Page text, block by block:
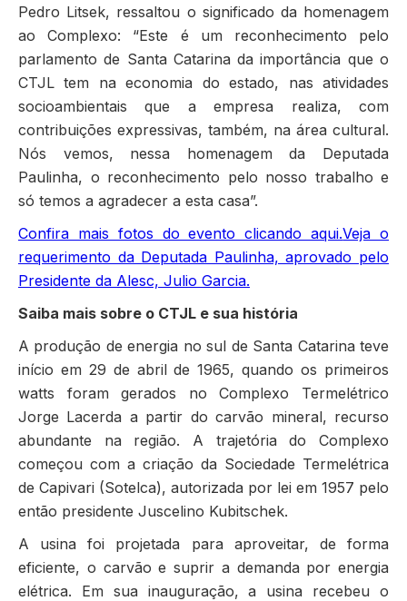
Pedro Litsek, ressaltou o significado da homenagem
ao Complexo: “Este é um reconhecimento pelo
parlamento de Santa Catarina da importância que o
CTJL tem na economia do estado, nas atividades
socioambientais que a empresa realiza, com
contribuições expressivas, também, na área cultural.
Nós vemos, nessa homenagem da Deputada
Paulinha, o reconhecimento pelo nosso trabalho e
só temos a agradecer a esta casa”.
Confira mais fotos do evento clicando aqui.Veja o
requerimento da Deputada Paulinha, aprovado pelo
Presidente da Alesc, Julio Garcia.
Saiba mais sobre o CTJL e sua história
A produção de energia no sul de Santa Catarina teve
início em 29 de abril de 1965, quando os primeiros
watts foram gerados no Complexo Termelétrico
Jorge Lacerda a partir do carvão mineral, recurso
abundante na região. A trajetória do Complexo
começou com a criação da Sociedade Termelétrica
de Capivari (Sotelca), autorizada por lei em 1957 pelo
então presidente Juscelino Kubitschek.
A usina foi projetada para aproveitar, de forma
eficiente, o carvão e suprir a demanda por energia
elétrica. Em sua inauguração, a usina recebeu o